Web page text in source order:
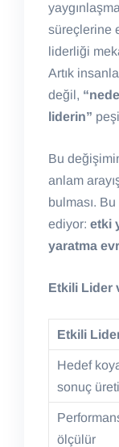
süreçlerine
liderliği
Artık
değil,
liderin”
Bu
anlam
bulması.
ediyor: etki
yaratma
Etkili Lider
Etkili
Hedef
sonuç
ölçülür